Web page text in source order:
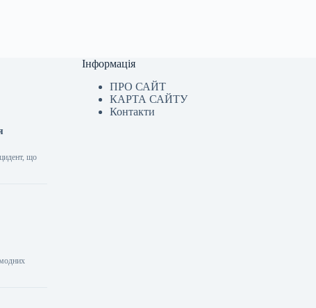
що
Інформація
ПРО САЙТ
КАРТА САЙТУ
Контакти